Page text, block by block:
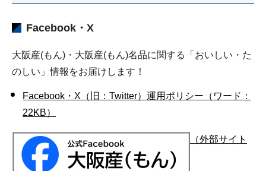
Facebook・X
大阪産(もん)・大阪産(もん)名品に関する「おいしい・た
のしい」情報をお届けします！
Facebook・X（旧：Twitter）運用ポリシー（ワード：
22KB）
（外部サイト